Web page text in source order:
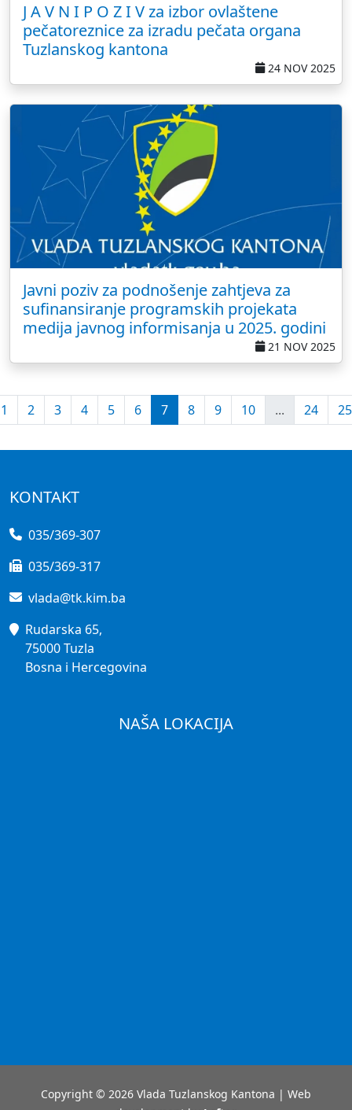
J A V N I P O Z I V za izbor ovlaštene
pečatoreznice za izradu pečata organa
Tuzlanskog kantona
24 NOV 2025
Javni poziv za podnošenje zahtjeva za
sufinansiranje programskih projekata
medija javnog informisanja u 2025. godini
21 NOV 2025
1 2 3 4 5 6 7 8 9 10 ... 24 25
KONTAKT
035/369-307
035/369-317
vlada@tk.kim.ba
Rudarska 65,
75000 Tuzla
Bosna i Hercegovina
NAŠA LOKACIJA
Copyright © 2026 Vlada Tuzlanskog Kantona | Web